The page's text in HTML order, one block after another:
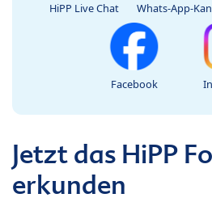
HiPP Live Chat Whats-App-
Facebook
Jetzt das HiPP
erkunden